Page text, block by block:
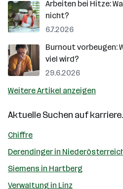
Arbeiten bei Hitze:
nicht?
6.7.2026
Burnout vorbeugen:
viel wird?
29.6.2026
Weitere Artikel anzeigen
Aktuelle Suchen auf
Chiffre
Derendinger in
Siemens in Hartberg
Verwaltung in Linz